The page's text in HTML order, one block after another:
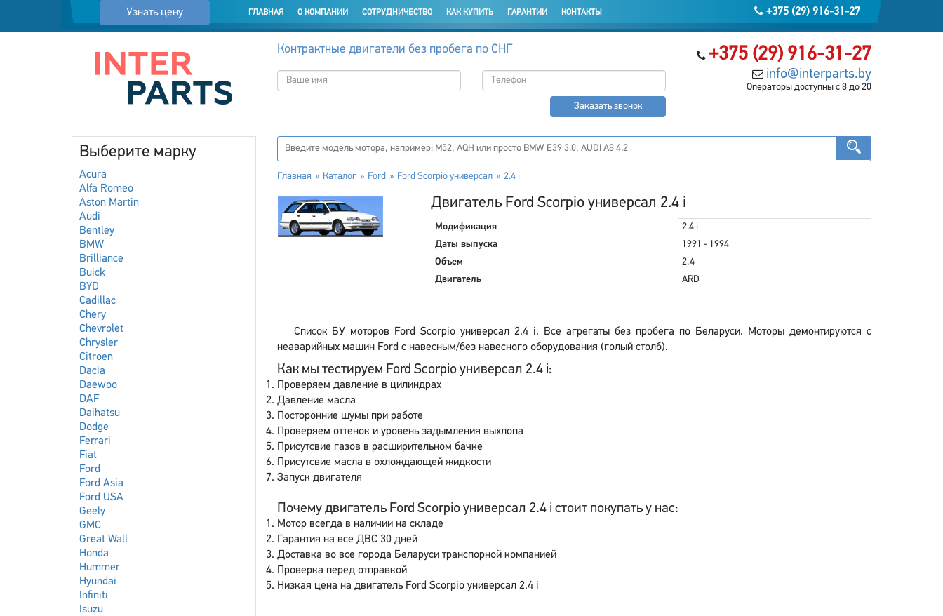
Узнать цену +375 (29) 916-31-27
ГЛАВНАЯ О КОМПАНИИ СОТРУДНИЧЕСТВО КАК КУПИТЬ ГАРАНТИИ КОНТАКТЫ
+375 (29) 916-31-27
info@interparts.by
Операторы доступны с 8 до 20
Контрактные двигатели без пробега по СНГ
Заказать звонок
Выберите марку
Acura
Alfa Romeo
Aston Martin
Audi
Bentley
BMW
Brilliance
Buick
BYD
Cadillac
Chery
Chevrolet
Chrysler
Citroen
Dacia
Daewoo
DAF
Daihatsu
Dodge
Ferrari
Fiat
Ford
Ford Asia
Ford USA
Geely
GMC
Great Wall
Honda
Hummer
Hyundai
Infiniti
Isuzu
Главная Каталог Ford Ford Scorpio универсал 2.4 i
Двигатель Ford Scorpio универсал 2.4 i
Модификация
2.4 i
Даты выпуска
1991 - 1994
Объем
2,4
Двигатель
ARD
Список БУ моторов Ford Scorpio универсал 2.4 i. Все агрегаты без пробега по Беларуси. Моторы демонтируются с
неаварийных машин Ford с навесным/без навесного оборудования (голый столб).
Как мы тестируем Ford Scorpio универсал 2.4 i:
Проверяем давление в цилиндрах
Давление масла
Посторонние шумы при работе
Проверяем оттенок и уровень задымления выхлопа
Присутсвие газов в расширительном бачке
Присутсвие масла в охлождающей жидкости
Запуск двигателя
Почему двигатель Ford Scorpio универсал 2.4 i стоит покупать у нас:
Мотор всегда в наличии на складе
Гарантия на все ДВС 30 дней
Доставка во все города Беларуси транспорной компанией
Проверка перед отправкой
Низкая цена на двигатель Ford Scorpio универсал 2.4 i